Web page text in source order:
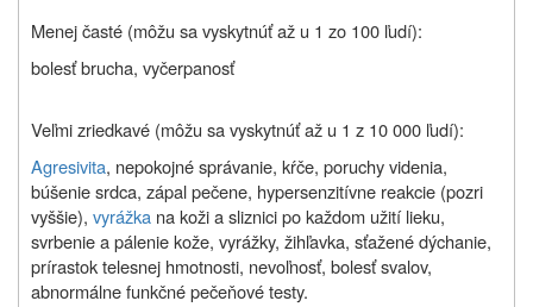
Menej časté (môžu sa vyskytnúť až u 1 zo 100 ľudí):
bolesť brucha, vyčerpanosť
Veľmi zriedkavé (môžu sa vyskytnúť až u 1 z 10 000 ľudí):
Agresivita, nepokojné správanie, kŕče, poruchy videnia,
búšenie srdca, zápal pečene, hypersenzitívne reakcie (pozri
vyššie), vyrážka na koži a sliznici po každom užití lieku,
svrbenie a pálenie kože, vyrážky, žihľavka, sťažené dýchanie,
prírastok telesnej hmotnosti, nevoľnosť, bolesť svalov,
abnormálne funkčné pečeňové testy.